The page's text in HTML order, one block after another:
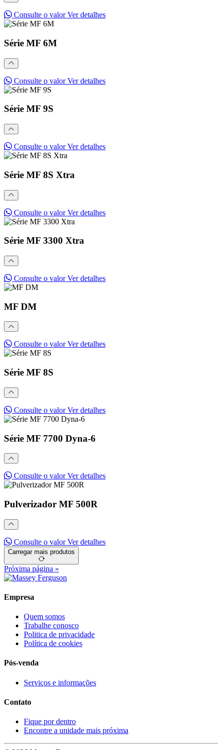
Consulte o valorVer detalhes
Série MF 6M
Consulte o valorVer detalhes
Série MF 9S
Consulte o valorVer detalhes
Série MF 8S Xtra
Consulte o valorVer detalhes
Série MF 3300 Xtra
Consulte o valorVer detalhes
MF DM
Consulte o valorVer detalhes
Série MF 8S
Consulte o valorVer detalhes
Série MF 7700 Dyna-6
Consulte o valorVer detalhes
Pulverizador MF 500R
Consulte o valorVer detalhes
Carregar mais produtos
Próxima página »
Empresa
Quem somos
Trabalhe conosco
Politica de privacidade
Política de cookies
Pós-venda
Serviços e informações
Contato
Fique por dentro
Encontre a unidade mais próxima